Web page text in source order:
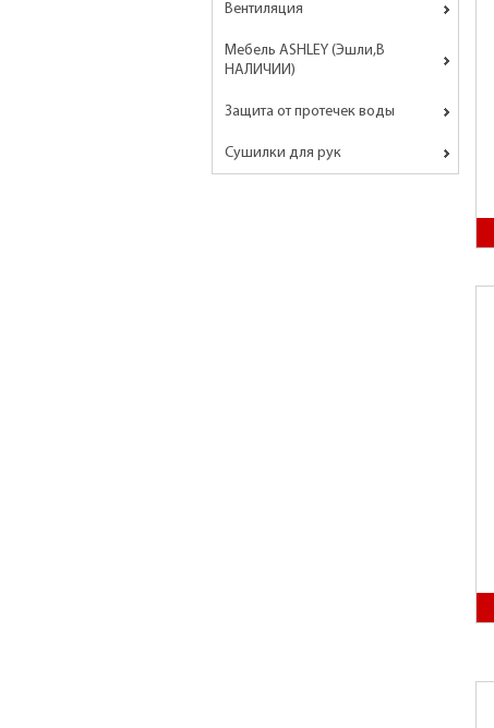
Вентиляция
Мебель ASHLEY (Эшли,В
НАЛИЧИИ)
Защита от протечек воды
Сушилки для рук